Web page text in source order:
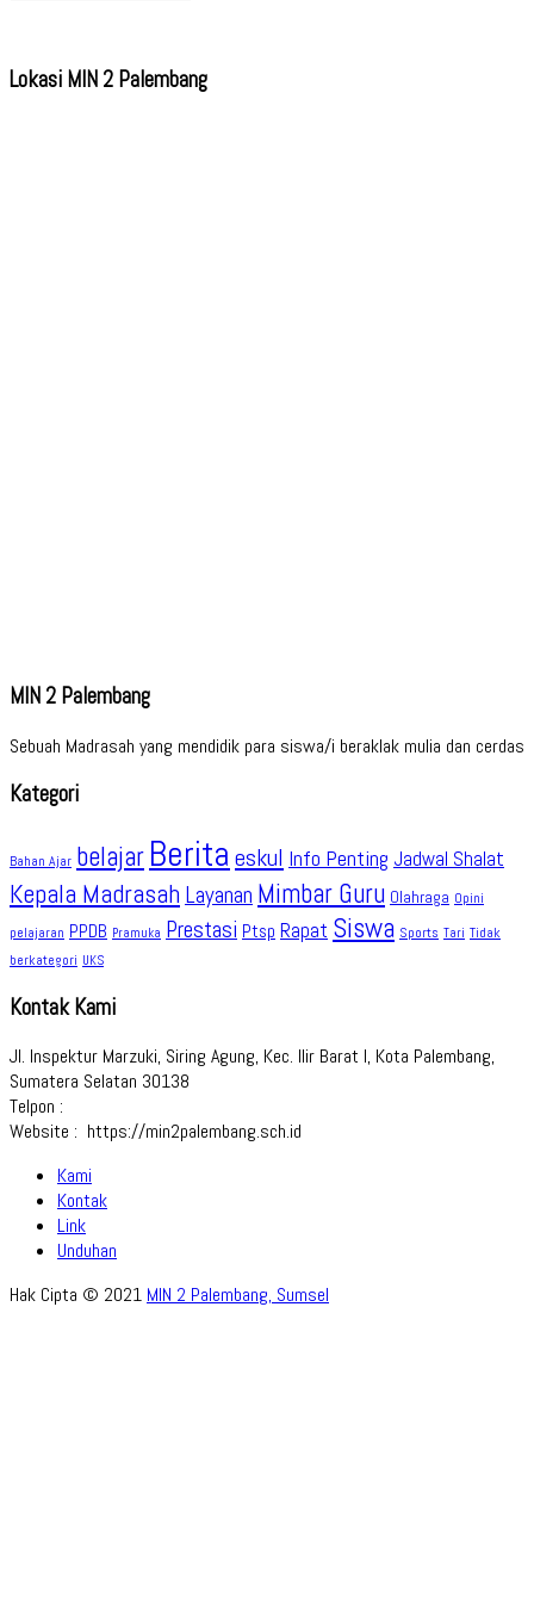
Lokasi MIN 2 Palembang
MIN 2 Palembang
Sebuah Madrasah yang mendidik para siswa/i beraklak mulia dan cerdas
Kategori
Bahan Ajar belajar Berita eskul Info Penting Jadwal Shalat
Kepala Madrasah Layanan Mimbar Guru Olahraga Opini
pelajaran PPDB Pramuka Prestasi Ptsp Rapat Siswa Sports Tari Tidak
berkategori UKS
Kontak Kami
Jl. Inspektur Marzuki, Siring Agung, Kec. Ilir Barat I, Kota Palembang,
Sumatera Selatan 30138
Telpon :
Website : https://min2palembang.sch.id
Kami
Kontak
Link
Unduhan
Hak Cipta © 2021 MIN 2 Palembang, Sumsel